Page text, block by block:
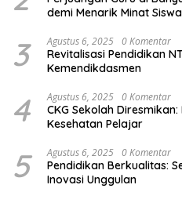
demi Menarik Minat
3 Agustus 6, 2025 0 Komentar
Revitalisasi Pendidikan
Kemendikdasmen
4 Agustus 6, 2025 0 Komentar
CKG Sekolah
Kesehatan Pelajar
5 Agustus 6, 2025 0 Komentar
Pendidikan Berkualitas:
Inovasi Unggulan